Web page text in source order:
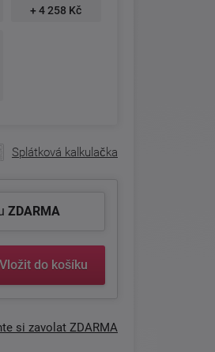
+ 4 258 Kč
Splátková kalkulačka
ZDARMA
Vložit do košíku
si zavolat ZDARMA